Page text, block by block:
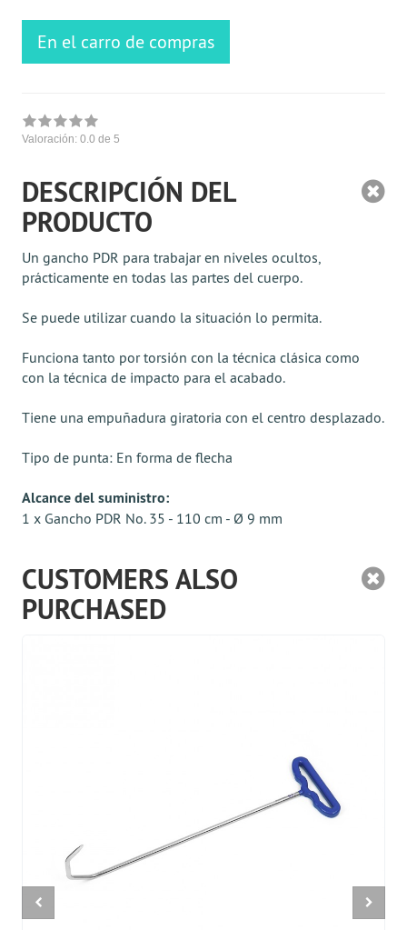
En el carro de compras
Valoración: 0.0 de 5
DESCRIPCIÓN DEL
PRODUCTO
Un gancho PDR para trabajar en niveles ocultos,
prácticamente en todas las partes del cuerpo.
Se puede utilizar cuando la situación lo permita.
Funciona tanto por torsión con la técnica clásica como
con la técnica de impacto para el acabado.
Tiene una empuñadura giratoria con el centro desplazado.
Tipo de punta: En forma de flecha
Alcance del suministro:
1 x Gancho PDR No. 35 - 110 cm - Ø 9 mm
CUSTOMERS ALSO
PURCHASED